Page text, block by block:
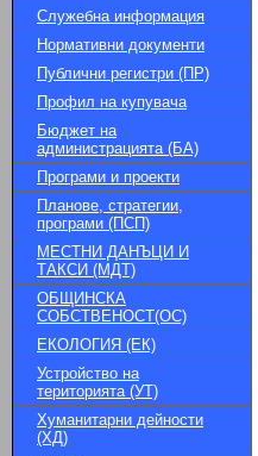
Служебна информация
Нормативни документи
Публични регистри (ПР)
Профил на купувача
Бюджет на
администрацията (БА)
Програми и проекти
Планове, стратегии,
програми (ПСП)
МЕСТНИ ДАНЪЦИ И
ТАКСИ (МДТ)
ОБЩИНСКА
СОБСТВЕНОСТ(ОС)
ЕКОЛОГИЯ (ЕК)
Устройство на
територията (УТ)
Хуманитарни дейности
(ХД)